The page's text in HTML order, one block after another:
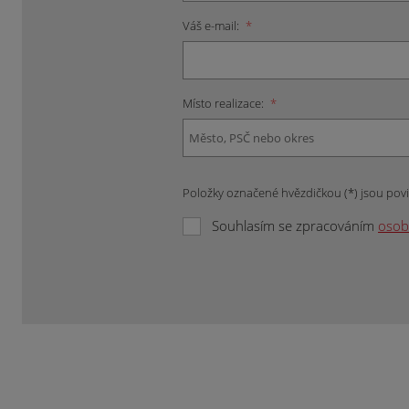
Váš e-mail: *
Místo realizace: *
Položky označené hvězdičkou (*) jsou
Souhlasím se zpracováním